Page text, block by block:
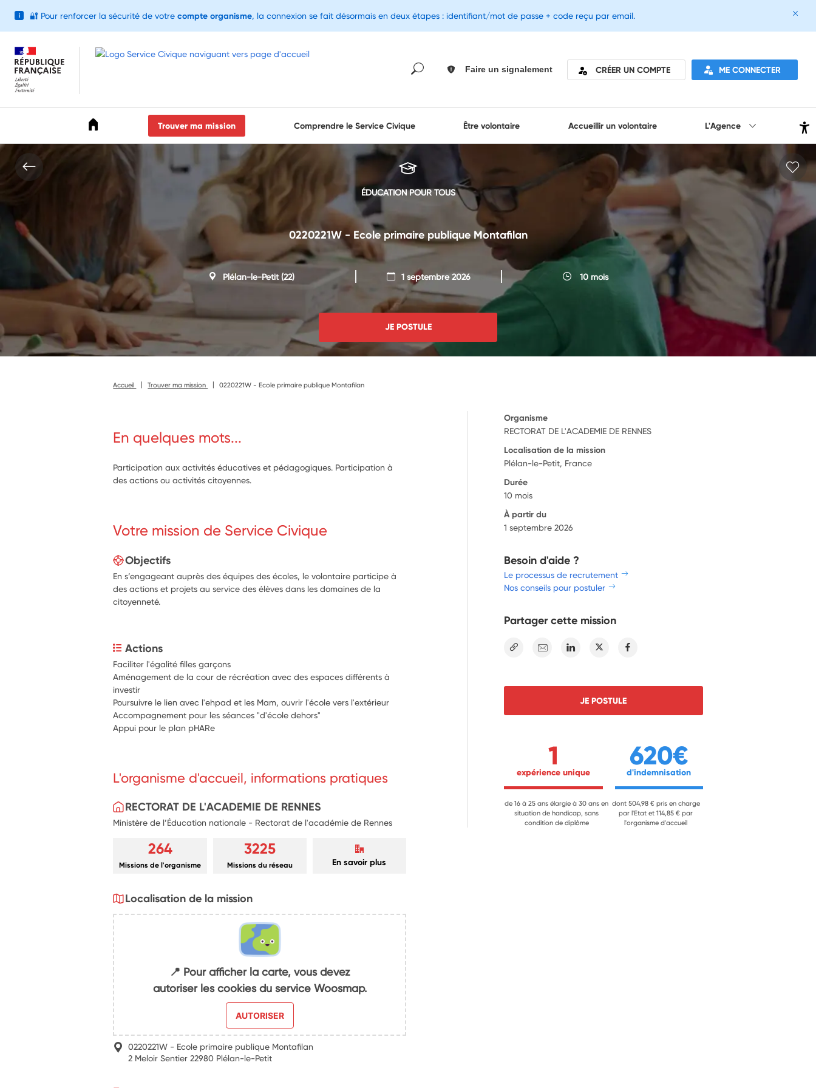
Faire un signalement CRÉER UN COMPTE ME CONNECTER
Trouver ma mission Comprendre le Service Civique Être volontaire Accueillir un volontaire L'Agence
ÉDUCATION POUR TOUS
0220221W - Ecole primaire publique Montafilan
Plélan-le-Petit(22) 1 septembre 2026 10 mois
JE POSTULE
Accueil Trouver ma mission 0220221W - Ecole primaire publique Montafilan
En quelques mots...
Participation aux activités éducatives et pédagogiques. Participation à
des actions ou activités citoyennes.
Votre mission de Service Civique
Objectifs
En s’engageant auprès des équipes des écoles, le volontaire participe à
des actions et projets au service des élèves dans les domaines de la
citoyenneté.
Actions
Faciliter l'égalité filles garçons
Aménagement de la cour de récréation avec des espaces différents à
investir
Poursuivre le lien avec l'ehpad et les Mam, ouvrir l'école vers l'extérieur
Accompagnement pour les séances "d'école dehors"
Appui pour le plan pHARe
L'organisme d'accueil, informations pratiques
RECTORAT DE L'ACADEMIE DE RENNES
Ministère de l’Éducation nationale - Rectorat de l'académie de Rennes
264
Missions de l'organisme
3225
Missions du réseau En savoir plus
Localisation de la mission
📍 Pour afficher la carte, vous devez
autoriser les cookies du service Woosmap.
AUTORISER
0220221W - Ecole primaire publique Montafilan
2 Meloir Sentier 22980 Plélan-le-Petit
Organisme
RECTORAT DE L'ACADEMIE DE RENNES
Localisation de la mission
Plélan-le-Petit, France
Durée
10 mois
À partir du
1 septembre 2026
Besoin d'aide ?
Le processus de recrutement
Nos conseils pour postuler
Partager cette mission
E-mail Linkedin Twitter
JE POSTULE
1
expérience unique
de 16 à 25 ans élargie à 30 ans en
situation de handicap, sans
condition de diplôme
620€
d'indemnisation
dont 504,98 € pris en charge
par l'Etat et 114,85 € par
l'organisme d'accueil
i 🔐 Pour renforcer la sécurité de votre compte organisme, la connexion se fait désormais en deux étapes : identifiant/mot de passe + code reçu par email.